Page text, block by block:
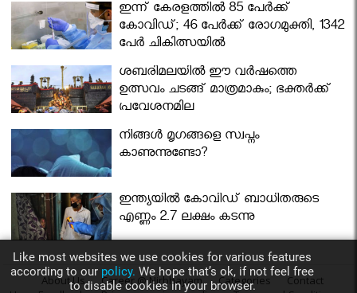
ഇന്ന് കേരളത്തിൽ 85 പേർക്ക്
കോവിഡ്; 46 പേർക്ക് രോഗമുക്തി, 1342
പേർ ചികിത്സയിൽ
ശബരിമലയില്‍ ഈ വർഷത്തെ
ഉത്സവം ചടങ്ങ് മാത്രമാകും; ഭക്തർക്ക്
പ്രവേശനമില്ല
നിങ്ങള്‍ മൃഗങ്ങളെ സ്വപ്നം
കാണുന്നുണ്ടോ?
ഇന്ത്യയിൽ കോവിഡ് ബാധിതരുടെ
എണ്ണം 2.7 ലക്ഷം കടന്നു
About Us Career @ Nirbhayam Categories
Contact
Like most websites we use cookies for various features
according to our policy. We hope that’s ok, if not feel free
to disable cookies in your browser.